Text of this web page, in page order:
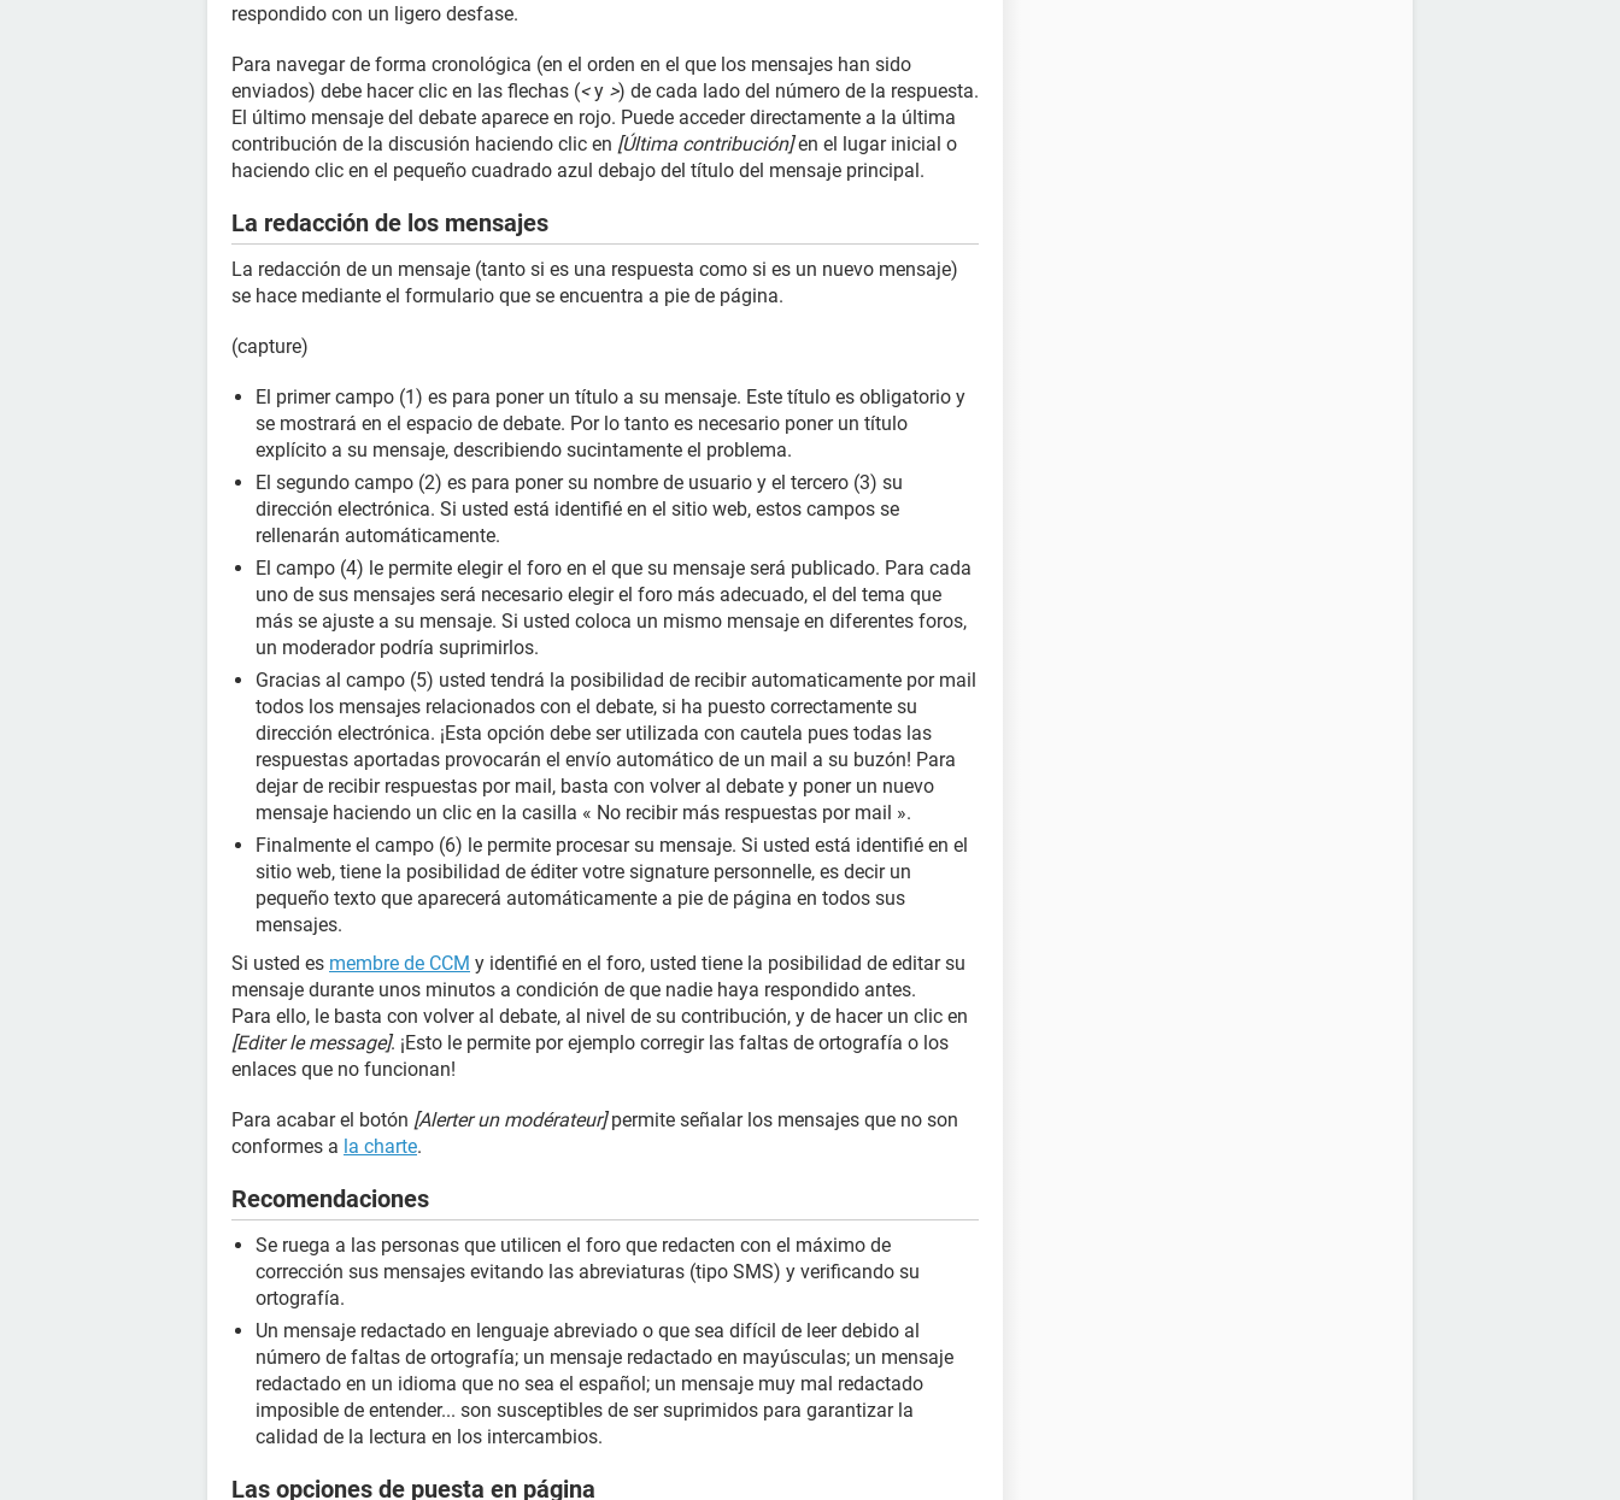
respondido con un ligero desfase.
Para navegar de forma cronológica (en el orden en el que los mensajes han sido
enviados) debe hacer clic en las flechas (<y >) de cada lado del número de la respuesta.
El último mensaje del debate aparece en rojo. Puede acceder directamente a la última
contribución de la discusión haciendo clic en [Última contribución]en el lugar inicial o
haciendo clic en el pequeño cuadrado azul debajo del título del mensaje principal.
La redacción de los mensajes
La redacción de un mensaje (tanto si es una respuesta como si es un nuevo mensaje)
se hace mediante el formulario que se encuentra a pie de página.
(capture)
El primer campo (1) es para poner un título a su mensaje. Este título es obligatorio y
se mostrará en el espacio de debate. Por lo tanto es necesario poner un título
explícito a su mensaje, describiendo sucintamente el problema.
El segundo campo (2) es para poner su nombre de usuario y el tercero (3) su
dirección electrónica. Si usted está identifié en el sitio web, estos campos se
rellenarán automáticamente.
El campo (4) le permite elegir el foro en el que su mensaje será publicado. Para cada
uno de sus mensajes será necesario elegir el foro más adecuado, el del tema que
más se ajuste a su mensaje. Si usted coloca un mismo mensaje en diferentes foros,
un moderador podría suprimirlos.
Gracias al campo (5) usted tendrá la posibilidad de recibir automaticamente por mail
todos los mensajes relacionados con el debate, si ha puesto correctamente su
dirección electrónica. ¡Esta opción debe ser utilizada con cautela pues todas las
respuestas aportadas provocarán el envío automático de un mail a su buzón! Para
dejar de recibir respuestas por mail, basta con volver al debate y poner un nuevo
mensaje haciendo un clic en la casilla « No recibir más respuestas por mail ».
Finalmente el campo (6) le permite procesar su mensaje. Si usted está identifié en el
sitio web, tiene la posibilidad de éditer votre signature personnelle, es decir un
pequeño texto que aparecerá automáticamente a pie de página en todos sus
mensajes.
Si usted es membre de CCM y identifié en el foro, usted tiene la posibilidad de editar su
mensaje durante unos minutos a condición de que nadie haya respondido antes.
Para ello, le basta con volver al debate, al nivel de su contribución, y de hacer un clic en
[Editer le message]. ¡Esto le permite por ejemplo corregir las faltas de ortografía o los
enlaces que no funcionan!
Para acabar el botón [Alerter un modérateur]permite señalar los mensajes que no son
conformes a la charte.
Recomendaciones
Se ruega a las personas que utilicen el foro que redacten con el máximo de
corrección sus mensajes evitando las abreviaturas (tipo SMS) y verificando su
ortografía.
Un mensaje redactado en lenguaje abreviado o que sea difícil de leer debido al
número de faltas de ortografía; un mensaje redactado en mayúsculas; un mensaje
redactado en un idioma que no sea el español; un mensaje muy mal redactado
imposible de entender... son susceptibles de ser suprimidos para garantizar la
calidad de la lectura en los intercambios.
Las opciones de puesta en página